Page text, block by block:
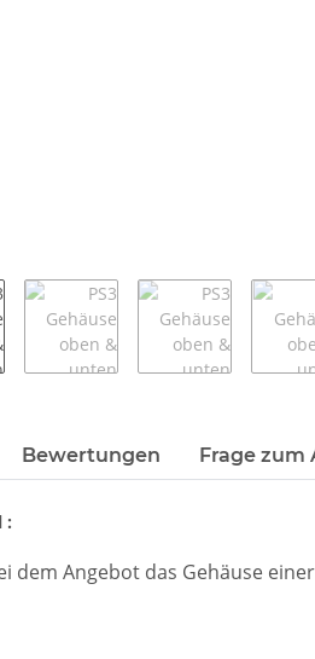
anzeigen
Bewertungen Frage zum
:
dem Angebot das Gehäuse